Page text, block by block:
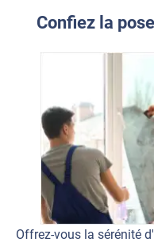
Confiez la
Offrez-vous la sérénité